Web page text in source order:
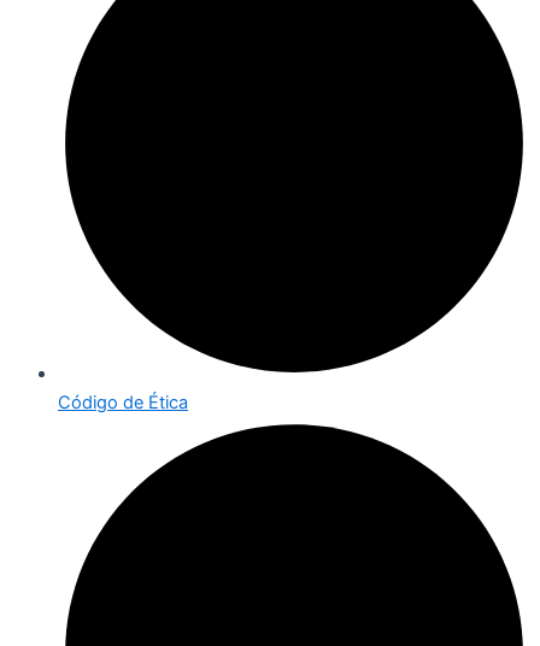
Código de Ética